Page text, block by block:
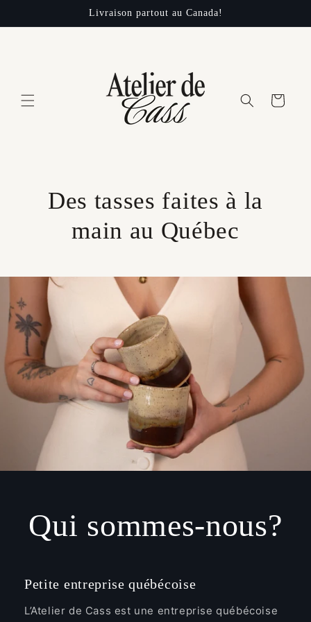
au
Livraison partout au Canada!
Panier
Des tasses faites à la
main au Québec
Qui sommes-nous?
Petite entreprise québécoise
L’Atelier de Cass est une entreprise québécoise